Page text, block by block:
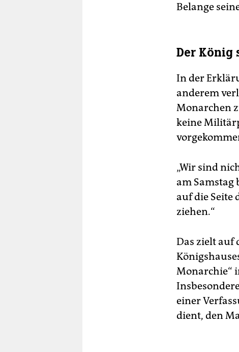
Belange
Der König
In der
anderem
Monarchen
keine
„Wir sind
am Samstag
auf die Seite
ziehen.“
Das zielt auf
Monarchie“
einer
dient, den